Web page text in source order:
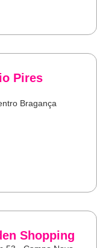
Pires
Bragança
Shopping